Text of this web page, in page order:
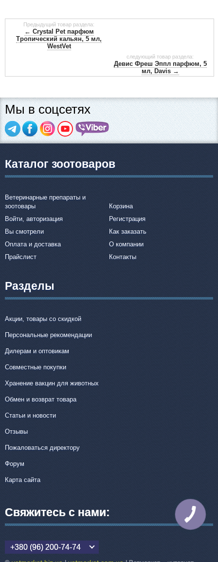
Предыдущий товар раздела:
← Crystal Pet парфюм
Тропический кальян, 5 мл,
WestVet
следующий товар раздела:
Девис Фреш Эппл парфюм, 5
мл, Davis →
Мы в соцсетях
Каталог зоотоваров
Ветеринарные препараты и
зоотовары
Корзина
Войти, авторизация
Регистрация
Вы смотрели
Как заказать
Оплата и доставка
О компании
Прайслист
Контакты
Разделы
Акции, товары со скидкой
Персональные рекомендации
Дилерам и оптовикам
Совместные покупки
Хранение вакцин для животных
Обмен и возврат товара
Статьи и новости
Отзывы
Пожаловаться директору
Форум
Карта сайта
Свяжитесь с нами:
+380 (96) 200-74-74
КНОПКА
СВЯЗИ